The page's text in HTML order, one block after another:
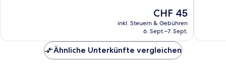
Der
Preis
beträgt
CHF 45
inkl. Steuern & Gebühren
6. Sept.–7. Sept.
Ähnliche Unterkünfte vergleichen